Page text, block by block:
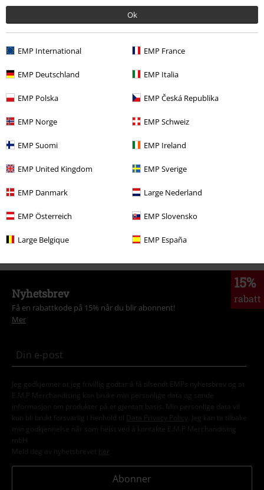
Ok
EMP International EMP France
EMP Deutschland EMP Italia
EMP Polska EMP Česká Republika
EMP Norge EMP Schweiz
EMP Suomi EMP Ireland
EMP United Kingdom EMP Sverige
EMP Danmark Large Nederland
EMP Österreich EMP Slovensko
Large Belgique EMP España
Flere kategorier. Flere valgmuligheter.
15%
rabatt
Nyhetsbrev
Få en rabattkode på 15% når du blir abonnent!
Mer
Jeg godkjenner at jeg frivillig godtar å få tilsendt EMPs nyhetsbrev og at
E.M.P Merchandising kan bruke min personlige data og sende
informasjon om produkter på et gjentatt basis. Min personlige data vil
kun bli brukt forsvarlig i henhold til
Data Privacy Policy
. Jeg kan ta tilbake
min godkjennelse når som helst ved å kontakte E.M.P Merchandising
mbH
Meld deg av nyhetsbrevet her
Abonner